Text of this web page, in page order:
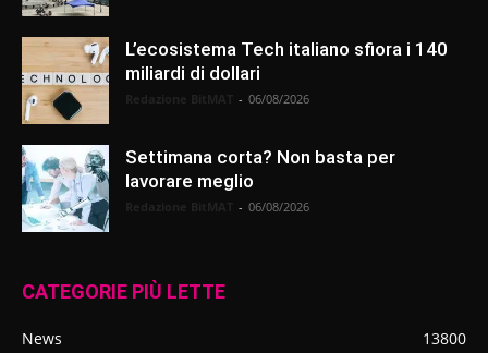
L’ecosistema Tech italiano sfiora i 140
miliardi di dollari
- 06/08/2026
Settimana corta? Non basta per
lavorare meglio
- 06/08/2026
CATEGORIE PIÙ LETTE
News
13800